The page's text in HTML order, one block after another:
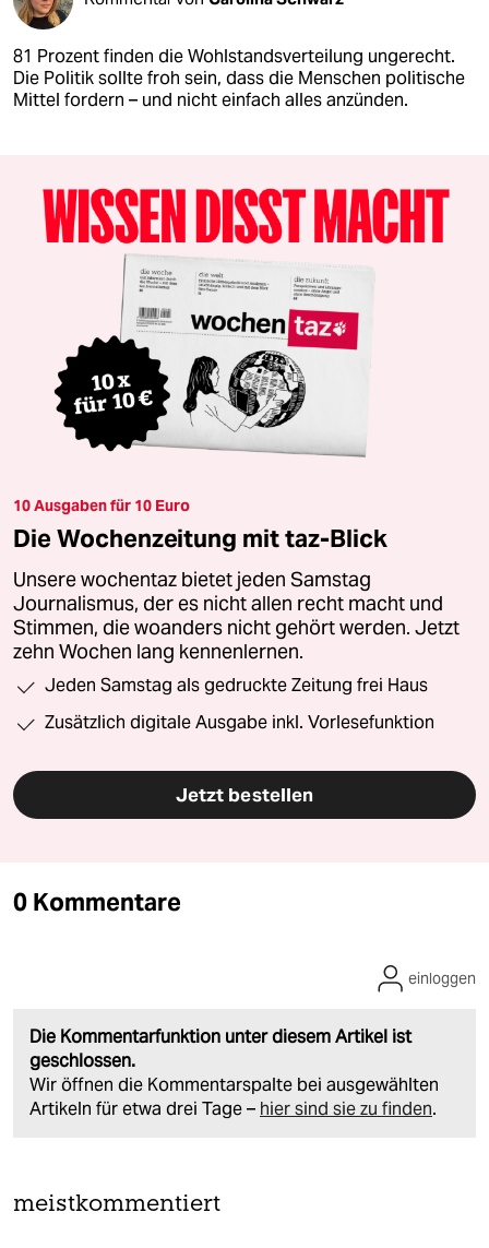
81 Prozent finden die Wohlstandsverteilung ungerecht.
Die Politik sollte froh sein, dass die Menschen politische
Mittel fordern – und nicht einfach alles anzünden.
10 Ausgaben für 10 Euro
Die Wochenzeitung mit taz-Blick
Unsere wochentaz bietet jeden Samstag
Journalismus, der es nicht allen recht macht und
Stimmen, die woanders nicht gehört werden. Jetzt
zehn Wochen lang kennenlernen.
Jeden Samstag als gedruckte Zeitung frei Haus
Zusätzlich digitale Ausgabe inkl. Vorlesefunktion
Jetzt bestellen
0 Kommentare
Die Kommentarfunktion unter diesem Artikel ist
geschlossen.
Wir öffnen die Kommentarspalte bei ausgewählten
Artikeln für etwa drei Tage – hier sind sie zu finden.
einloggen
meistkommentiert